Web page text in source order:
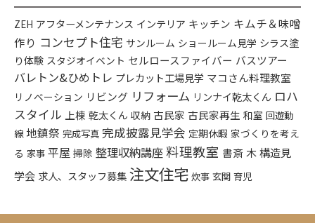
ZEH アフターメンテナンス インテリア キッチン キムチ＆味噌
作り コンセプト住宅 サンルーム ショールーム見学 シラス塗
り体験 スタジオイベント セルロースファイバー バスツアー
バレトン&ひめトレ プレカット工場見学 マコさん料理教室
リノベーション リビング リフォーム リンナイ乾太くん ロハ
スタイル 上棟 乾太くん 収納 古民家 古民家再生 和室 回遊動
線 地鎮祭 完成写真 完成披露見学会 定期休暇 家づくりを考え
る 家事 平屋 掃除 整理収納講座料理教室 書斎 木構造見
学会 求人、スタッフ募集注文住宅 炊事 玄関 育児